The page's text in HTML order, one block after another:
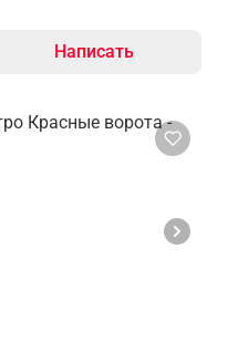
Написать